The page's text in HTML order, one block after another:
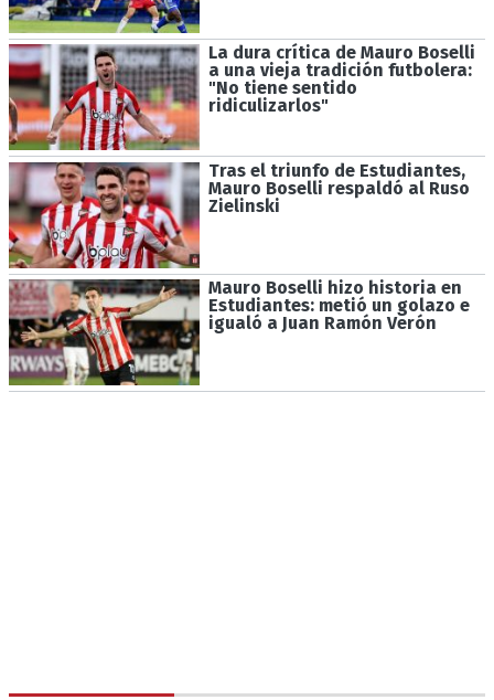
La dura crítica de Mauro Boselli
a una vieja tradición futbolera:
"No tiene sentido
ridiculizarlos"
Tras el triunfo de Estudiantes,
Mauro Boselli respaldó al Ruso
Zielinski
Mauro Boselli hizo historia en
Estudiantes: metió un golazo e
igualó a Juan Ramón Verón